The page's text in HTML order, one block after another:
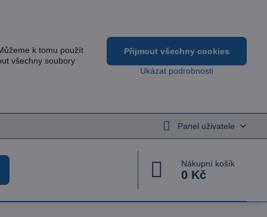
Panel uživatele
Nákupní košík
0 Kč
k tomu použít
všechny soubory
Ukázat podrobnosti
Přijmout všechny cookies